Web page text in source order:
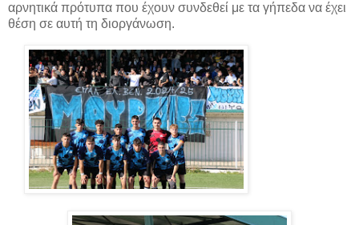
αρνητικά πρότυπα που έχουν συνδεθεί με τα γήπεδα να έχει
θέση σε αυτή τη διοργάνωση.